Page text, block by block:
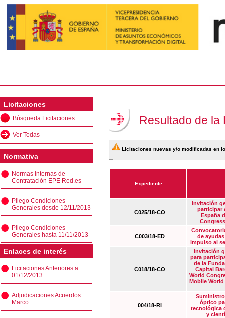
Licitaciones
Búsqueda Licitaciones
Ver Todas
Normativa
Normas Internas de
Contratación EPE Red.es
Pliego Condiciones
Generales desde 12/11/2013
Pliego Condiciones
Generales hasta 11/11/2013
Enlaces de interés
Licitaciones Anteriores a
01/12/2013
Adjudicaciones Acuerdos
Marco
Resultado de la
Licitaciones nuevas y/o modificadas en
Expediente
C025/18-CO
Invitación
participar
España
C003/18-ED
de
impulso al
C018/18-CO
Invitación
para
de la
Capital
World
Mobile
004/18-RI
óptico
tecnológica
y